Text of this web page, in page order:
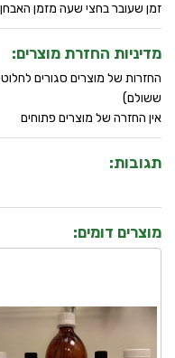
זמן שעובר בחצי שעה מזמן האבחן
מדיניות החזרת מוצרים:
ששולם)
אין החזרה של מוצרים פתוחים
תגובות:
מוצרים דומים: